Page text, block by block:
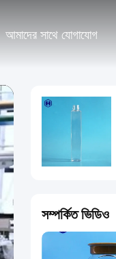
আমাদের সাথে যোগাযোগ
সম্পর্কিত ভিডিও